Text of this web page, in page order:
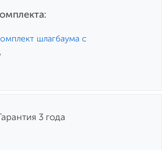
шлагбаума с
3 года